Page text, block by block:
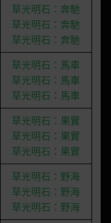
草光明石：奔馳
草光明石：奔馳
草光明石：奔馳
草光明石：馬車
草光明石：馬車
草光明石：馬車
草光明石：果實
草光明石：果實
草光明石：果實
草光明石：野海
草光明石： 野海
草光明石： 野海